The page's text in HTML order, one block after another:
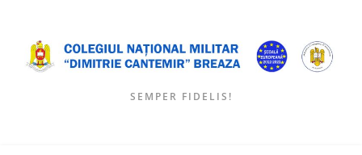
content
SEMPER FIDELIS!